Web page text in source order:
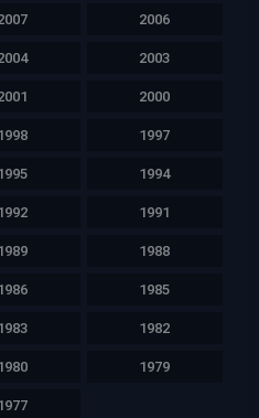
2006
2003
2000
1997
1994
1991
1988
1985
1982
1979